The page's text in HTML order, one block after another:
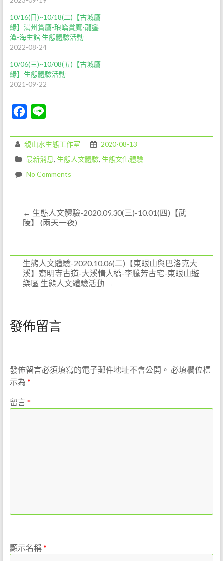
10/16(日)~10/18(二)【古城鷹
緣】滿州賞鷹-琅嶠賞鷹-龍鑾
潭-海生館 生態體驗活動
2022-08-24
10/06(三)~10/08(五)【古城鷹
緣】生態體驗活動
2021-09-22
c
e
b
k
n
e
親山水生態工作室
2020-08-13
最新消息, 生態人文體驗, 生態文化體驗
No Comments
← 生態人文體驗-2020.09.30(三)-10.01(四)【武
陵】 (兩天一夜)
生態人文體驗-2020.10.06(二)【東眼山與巴洛克大
溪】齋明寺古道-大溪情人橋-李騰芳古宅-東眼山遊
樂區 生態人文體驗活動 →
發佈留言
發佈留言必須填寫的電子郵件地址不會公開。 必填欄位標
示為 *
留言*
顯示名稱*